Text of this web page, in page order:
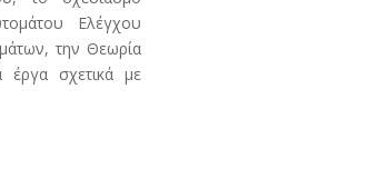
Ελέγχου
την Θεωρία
έργα σχετικά με